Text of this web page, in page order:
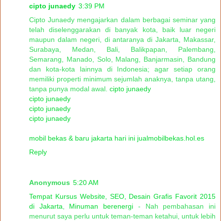
cipto junaedy 3:39 PM
Cipto Junaedy mengajarkan dalam berbagai seminar yang
telah diselenggarakan di banyak kota, baik luar negeri
maupun dalam negeri, di antaranya di Jakarta, Makassar,
Surabaya, Medan, Bali, Balikpapan, Palembang,
Semarang, Manado, Solo, Malang, Banjarmasin, Bandung
dan kota-kota lainnya di Indonesia; agar setiap orang
memiliki properti minimum sejumlah anaknya, tanpa utang,
tanpa punya modal awal. cipto junaedy
cipto junaedy
cipto junaedy
cipto junaedy
mobil bekas & baru jakarta hari ini jualmobilbekas.hol.es
Reply
Anonymous 5:20 AM
Tempat Kursus Website, SEO, Desain Grafis Favorit 2015
di Jakarta, Minuman berenergi - Nah pembahasan ini
menurut saya perlu untuk teman-teman ketahui, untuk lebih